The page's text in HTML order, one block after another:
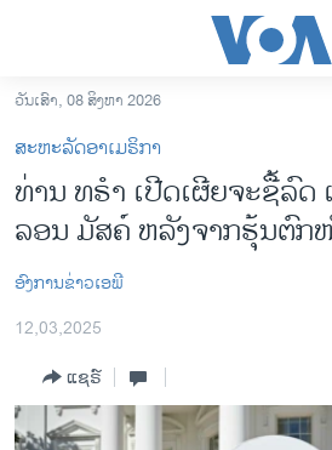
ເຂົ້າ
ຫາ
ຂ້າມ
ຂ້າມ
ຂ້າມ
ຫາ
ຊອກ
ຄົ້ນ
ລາວ
ອາເມຣິກາ
ການເລືອກຕັ້ງ ປະທານາທີບໍດີ ສະຫະລັດ
ຂ່າວ​ຈີນ
ໂລກ
ເອເຊຍ
ອິດສະຫຼະພາບດ້ານການຂ່າວ
ວັນເສົາ, 08 ສິງຫາ 2026
ສະຫະລັດອາເມຣິກາ
ທ່ານ ທຣຳ ເປີດເຜີຍຈະຊື້ລົດ
ລອນ ມັສຄ໌ ຫລັງຈາກຮຸ້ນຕົກ
ອົງການຂ່າວເອພີ
12,03,2025
ແຊຣ໌